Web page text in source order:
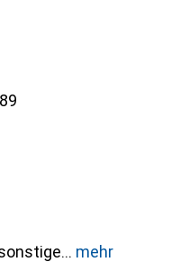
mehr